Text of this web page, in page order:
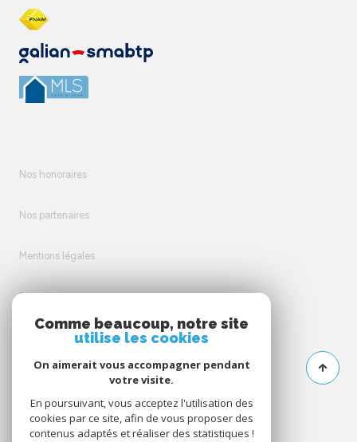
Nos honoraires
Nos partenaires
Mentions légales
Plan du site
Cookies
Comme beaucoup, notre site
utilise les cookies
On aimerait vous accompagner pendant
votre visite.
En poursuivant, vous acceptez l'utilisation des
cookies par ce site, afin de vous proposer des
contenus adaptés et réaliser des statistiques !